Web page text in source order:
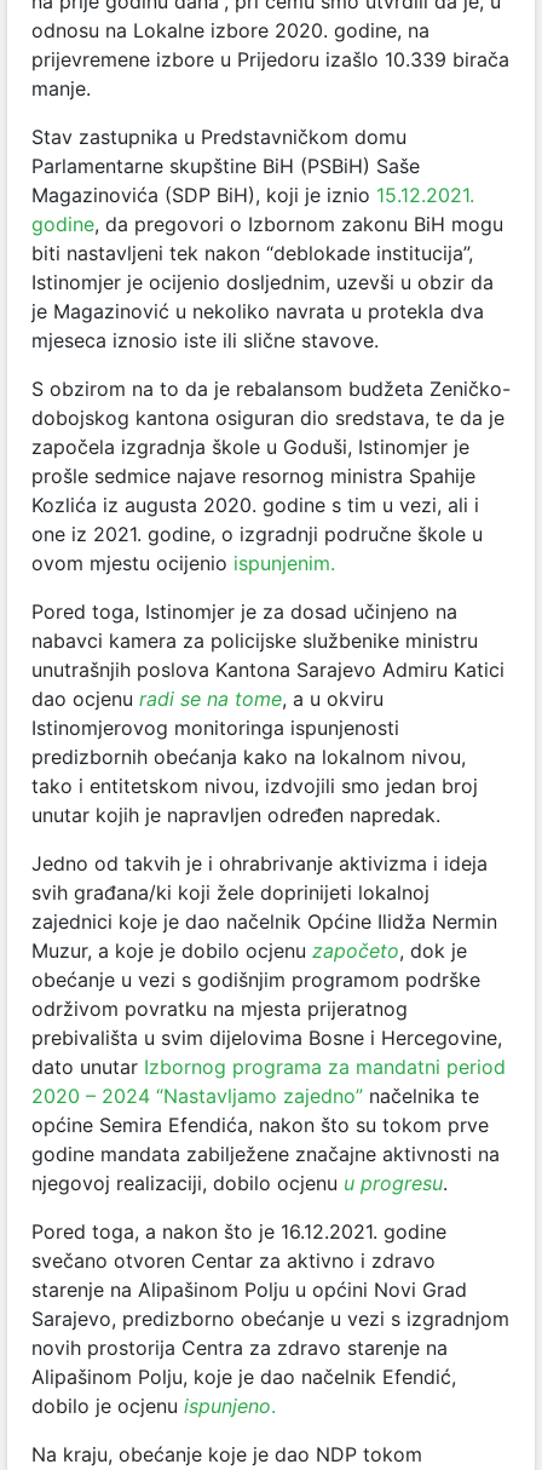
odnosu na Lokalne izbore 2020. godine, na
prijevremene izbore u Prijedoru izašlo 10.339 birača
manje.
Stav zastupnika u Predstavničkom domu
Parlamentarne skupštine BiH (PSBiH) Saše
Magazinovića (SDP BiH), koji je iznio 15.12.2021.
godine, da pregovori o Izbornom zakonu BiH mogu
biti nastavljeni tek nakon “deblokade institucija”,
Istinomjer je ocijenio dosljednim, uzevši u obzir da
je Magazinović u nekoliko navrata u protekla dva
mjeseca iznosio iste ili slične stavove.
S obzirom na to da je rebalansom budžeta Zeničko-
dobojskog kantona osiguran dio sredstava, te da je
započela izgradnja škole u Goduši, Istinomjer je
prošle sedmice najave resornog ministra Spahije
Kozlića iz augusta 2020. godine s tim u vezi, ali i
one iz 2021. godine, o izgradnji područne škole u
ovom mjestu ocijenio ispunjenim.
Pored toga, Istinomjer je za dosad učinjeno na
nabavci kamera za policijske službenike ministru
unutrašnjih poslova Kantona Sarajevo Admiru Katici
dao ocjenu radi se na tome, a u okviru
Istinomjerovog monitoringa ispunjenosti
predizbornih obećanja kako na lokalnom nivou,
tako i entitetskom nivou, izdvojili smo jedan broj
unutar kojih je napravljen određen napredak.
Jedno od takvih je i ohrabrivanje aktivizma i ideja
svih građana/ki koji žele doprinijeti lokalnoj
zajednici koje je dao načelnik Općine Ilidža Nermin
Muzur, a koje je dobilo ocjenu započeto, dok je
obećanje u vezi s godišnjim programom podrške
održivom povratku na mjesta prijeratnog
prebivališta u svim dijelovima Bosne i Hercegovine,
dato unutar Izbornog programa za mandatni period
2020 – 2024 “Nastavljamo zajedno” načelnika te
općine Semira Efendića, nakon što su tokom prve
godine mandata zabilježene značajne aktivnosti na
njegovoj realizaciji, dobilo ocjenu u progresu.
Pored toga, a nakon što je 16.12.2021. godine
svečano otvoren Centar za aktivno i zdravo
starenje na Alipašinom Polju u općini Novi Grad
Sarajevo, predizborno obećanje u vezi s izgradnjom
novih prostorija Centra za zdravo starenje na
Alipašinom Polju, koje je dao načelnik Efendić,
dobilo je ocjenu ispunjeno.
Na kraju, obećanje koje je dao NDP tokom